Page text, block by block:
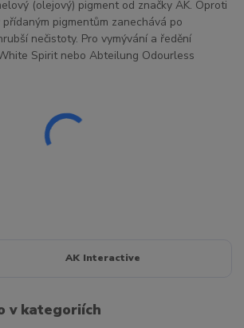
(olejový) pigment od značky AK. Oproti
pigmentům zanechává po
nečistoty. Pro vymývání a ředění
Spirit nebo Abteilung Odourless
AK Interactive
v kategoriích